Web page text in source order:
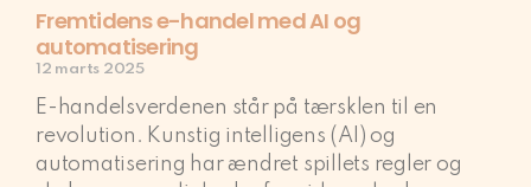
Fremtidens e-handel med AI og
automatisering
12 marts 2025
E-handelsverdenen står på tærsklen til en
revolution. Kunstig intelligens (AI) og
automatisering har ændret spillets regler og